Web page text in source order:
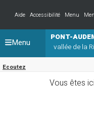
Aide
Accessibilité Menu
PONT-
vallée de la
Ecoutez
Menu
Vous êtes